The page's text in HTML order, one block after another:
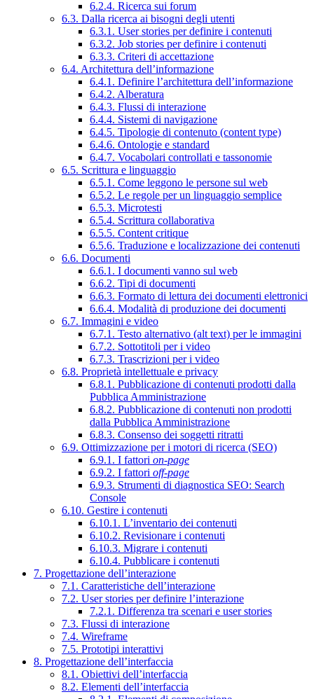
6.2.4. Ricerca sui forum
6.3. Dalla ricerca ai bisogni degli utenti
6.3.1. User stories per definire i contenuti
6.3.2. Job stories per definire i contenuti
6.3.3. Criteri di accettazione
6.4. Architettura dell’informazione
6.4.1. Definire l’architettura dell’informazione
6.4.2. Alberatura
6.4.3. Flussi di interazione
6.4.4. Sistemi di navigazione
6.4.5. Tipologie di contenuto (content type)
6.4.6. Ontologie e standard
6.4.7. Vocabolari controllati e tassonomie
6.5. Scrittura e linguaggio
6.5.1. Come leggono le persone sul web
6.5.2. Le regole per un linguaggio semplice
6.5.3. Microtesti
6.5.4. Scrittura collaborativa
6.5.5. Content critique
6.5.6. Traduzione e localizzazione dei contenuti
6.6. Documenti
6.6.1. I documenti vanno sul web
6.6.2. Tipi di documenti
6.6.3. Formato di lettura dei documenti elettronici
6.6.4. Modalità di produzione dei documenti
6.7. Immagini e video
6.7.1. Testo alternativo (alt text) per le immagini
6.7.2. Sottotitoli per i video
6.7.3. Trascrizioni per i video
6.8. Proprietà intellettuale e privacy
6.8.1. Pubblicazione di contenuti prodotti dalla
Pubblica Amministrazione
6.8.2. Pubblicazione di contenuti non prodotti
dalla Pubblica Amministrazione
6.8.3. Consenso dei soggetti ritratti
6.9. Ottimizzazione per i motori di ricerca (SEO)
6.9.1. I fattori on-page
6.9.2. I fattori off-page
6.9.3. Strumenti di diagnostica SEO: Search
Console
6.10. Gestire i contenuti
6.10.1. L’inventario dei contenuti
6.10.2. Revisionare i contenuti
6.10.3. Migrare i contenuti
6.10.4. Pubblicare i contenuti
7. Progettazione dell’interazione
7.1. Caratteristiche dell’interazione
7.2. User stories per definire l’interazione
7.2.1. Differenza tra scenari e user stories
7.3. Flussi di interazione
7.4. Wireframe
7.5. Prototipi interattivi
8. Progettazione dell’interfaccia
8.1. Obiettivi dell’interfaccia
8.2. Elementi dell’interfaccia